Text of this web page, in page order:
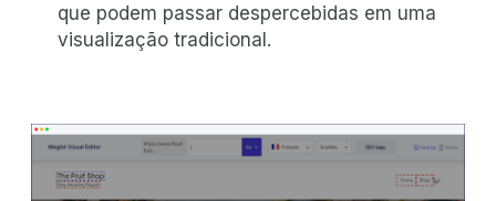
que podem passar despercebidas em uma
visualização tradicional.